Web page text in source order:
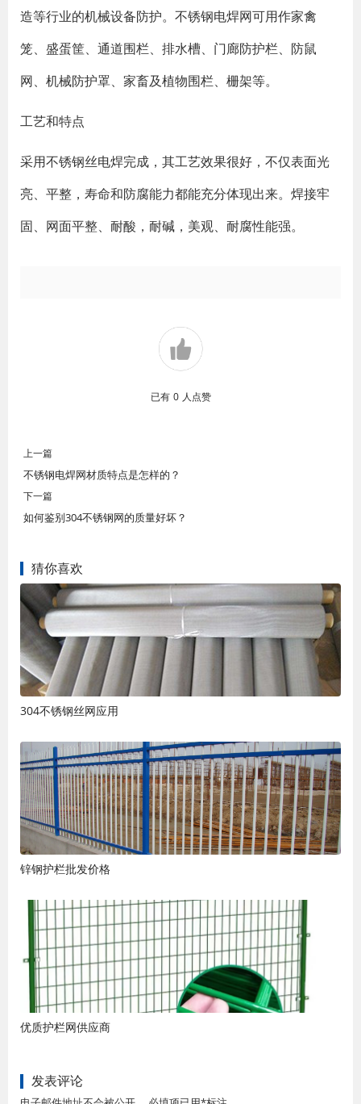
造等行业的机械设备防护。不锈钢电焊网可用作家禽
笼、盛蛋筐、通道围栏、排水槽、门廊防护栏、防鼠
网、机械防护罩、家畜及植物围栏、栅架等。
工艺和特点
采用不锈钢丝电焊完成，其工艺效果很好，不仅表面光
亮、平整，寿命和防腐能力都能充分体现出来。焊接牢
固、网面平整、耐酸，耐碱，美观、耐腐性能强。
已有 0 人点赞
上一篇
不锈钢电焊网材质特点是怎样的？
下一篇
如何鉴别304不锈钢网的质量好坏？
猜你喜欢
304不锈钢丝网应用
锌钢护栏批发价格
优质护栏网供应商
发表评论